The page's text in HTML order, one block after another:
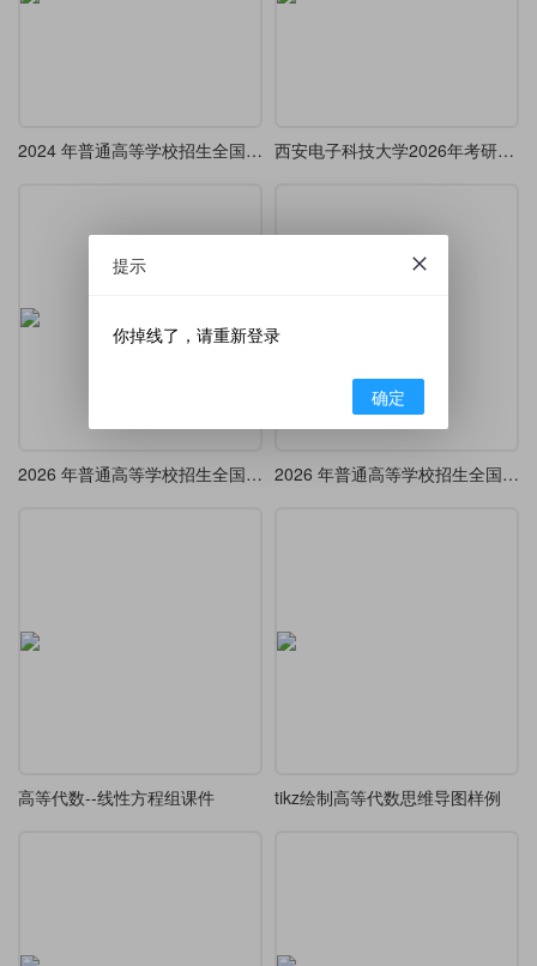
2024 年普通高等学校招生全国统一考试(全国甲卷) 西安电子科技大学2026年考研高等代数
2026 年普通高等学校招生全国统一考试（天津卷） 2026 年普通高等学校招生全国统一考试（数学）
高等代数--线性方程组课件 tikz绘制高等代数思维导图样例
提示
你掉线了，请重新登录
确定